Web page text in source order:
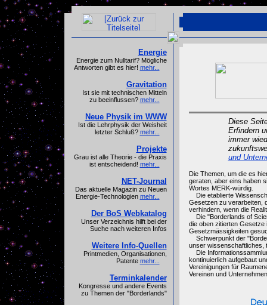
Energie
Energie zum Nulltarif? Mögliche
Antworten gibt es hier! mehr...
Gravitation
Ist sie mit technischen Mitteln
zu beeinflussen? mehr...
Neue Physik im WWW
Ist die Lehrphysik der Weisheit
letzter Schluß? mehr...
Projekte
Grau ist alle Theorie - die Praxis
ist entscheidend! mehr...
NET-Journal
Das aktuelle Magazin zu Neuen
Energie-Technologien mehr...
Der BoS Webkatalog
Unser Verzeichnis hilft bei der
Suche nach weiteren Infos
Weitere Info-Quellen
Printmedien, Organisationen,
Patente mehr...
Terminkalender
Kongresse und andere Events
zu Themen der "Borderlands"
Diese
Erfindern
immer
und
Die Themen, um die es
geraten, aber eins haben
Wortes MERK-würdig.
Die etablierte
Gesetzen zu verarbeiten,
verhindern, wenn die
Die "Borderlands of
die oben zitierten Gesetze
Gesetzmässigkeiten
Schwerpunkt der
unser wissenschaftliches,
Die
kontinuierlich aufgebaut
Vereinigungen für
Vereinen und